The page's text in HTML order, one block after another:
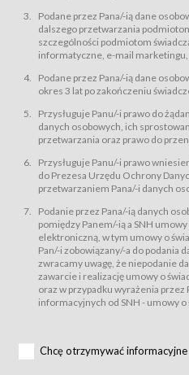
świadczy Usługi drogą elektroniczną
2002 r. o świadczeniu usług drogą
1204, z późń. zm.). Usługi
usługę przeglądania i
zamieszczanych w Serwisie,
usługę utrzymywania konta
usługę newsletter,
usługę zawierania na odległość
usługę zawierania na odległość
dnia 18 lipca 2002 r. o świadczeniu
r., Nr 144, poz. 1204, z późń. zm.).
Na zasadach określonych w
Usługobiorca przed rozpoczęciem
zapoznać się z Regulaminem.
usługi newsletter za pośrednictwem
zamieszczonego na stronach
Usługobiorców wymaga akceptacji
Usługobiorca zobowiązany jest do
od chwili rozpoczęcia korzystania z
Regulamin jest udostępniony
Warunki techniczne korzystania z Usług
Podane przez Pana/-ią dane
dalszego przetwarzania
szczególności podmiotom
informatyczne, e-mail marketingu,
Podane przez Pana/-ią dane
okres 3 lat po zakończeniu
Przysługuje Panu/-i prawo do
danych osobowych, ich
przetwarzania oraz prawo do
Przysługuje Panu/-i prawo
do Prezesa Urzędu Ochrony
przetwarzaniem Pana/-i danych
Podanie przez Pana/-ią danych
pomiędzy Panem/-ią a SNH
elektroniczną, w tym umowy o
Pan/-i zobowiązany/-a do podania
zwracamy uwagę, że niepodanie
zawarcie i realizację umowy o
oraz w przypadku wyrażenia
informacyjnych od SNH - umowy
Chcę otrzymywać